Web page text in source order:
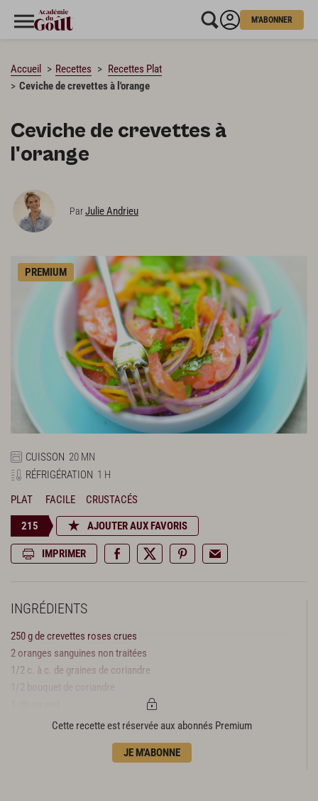
M'ABONNER
Accueil Recettes
Recettes Plat
Ceviche de crevettes à l'orange
Ceviche de crevettes à
l'orange
ParJulie Andrieu
PREMIUM
CUISSON 20 MN
RÉFRIGÉRATION 1 H
PLAT
FACILE CRUSTACÉS
215 AJOUTER AUX FAVORIS
IMPRIMER
INGRÉDIENTS
250 g de crevettes roses crues
2 oranges sanguines non traitées
1/2 c. à c. de graines de coriandre
1/2 bouquet de coriandre
1/4 d'oignon rougeCette recette est réservée aux abonnés Premium
JE M'ABONNE
CHARGEMENT…